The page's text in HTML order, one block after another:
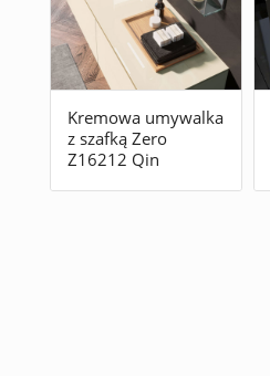
Kremowa umywalka
z szafką Zero
Z16212 Qin